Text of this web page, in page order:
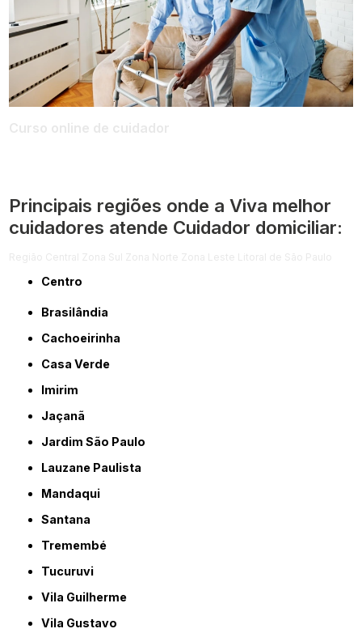
Principais regiões onde a Viva melhor
cuidadores atende Cuidador domiciliar:
Centro
Brasilândia
Cachoeirinha
Casa Verde
Imirim
Jaçanã
Jardim São Paulo
Lauzane Paulista
Mandaqui
Santana
Tremembé
Tucuruvi
Vila Guilherme
Vila Gustavo